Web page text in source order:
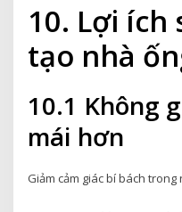
10. Lợi ích
tạo nhà
10.1 Không
mái hơn
Giảm cảm giác bí bách trong